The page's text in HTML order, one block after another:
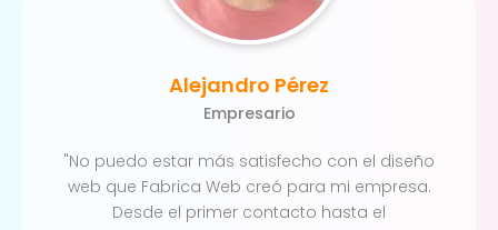
"No puedo estar más satisfecho con el diseño
web que Fabrica Web creó para mi empresa.
Desde el primer contacto hasta el
Alejandro Pérez
Empresario